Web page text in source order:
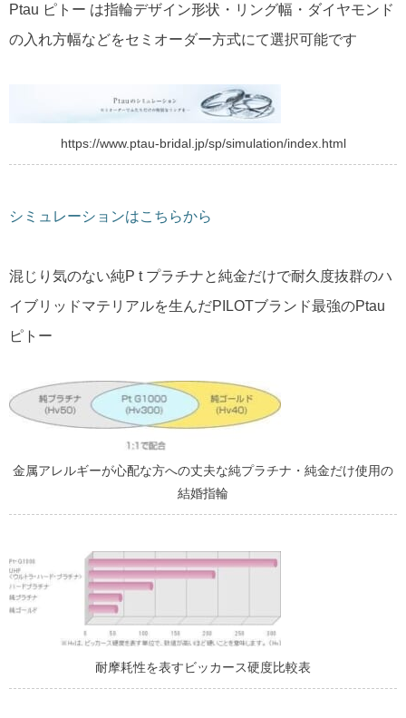
Ptau ピトー は指輪デザイン形状・リング幅・ダイヤモンド
の入れ方幅などをセミオーダー方式にて選択可能です
https://www.ptau-bridal.jp/sp/simulation/index.html
シミュレーションはこちらから
混じり気のない純P t プラチナと純金だけで耐久度抜群のハ
イブリッドマテリアルを生んだPILOTブランド最強のPtau
ピトー
金属アレルギーが心配な方への丈夫な純プラチナ・純金だけ使用の
結婚指輪
耐摩耗性を表すビッカース硬度比較表